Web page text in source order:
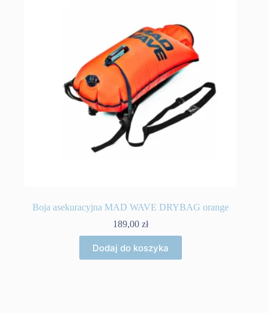
Boja asekuracyjna MAD WAVE DRYBAG orange
189,00 zł
Dodaj do koszyka